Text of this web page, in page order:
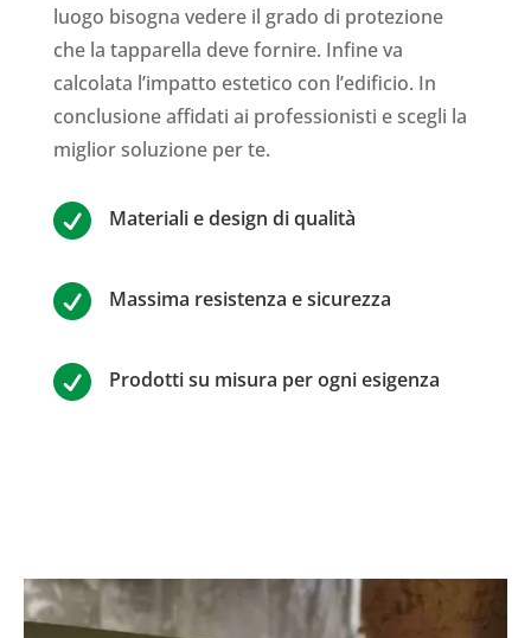
luogo bisogna vedere il grado di protezione
che la tapparella deve fornire. Infine va
calcolata l’impatto estetico con l’edificio. In
conclusione affidati ai professionisti e scegli la
miglior soluzione per te.
 Materiali e design di qualità
 Massima resistenza e sicurezza
 Prodotti su misura per ogni esigenza